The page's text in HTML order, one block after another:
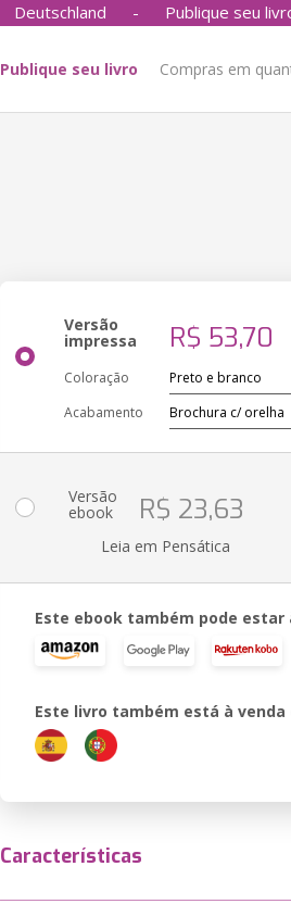
Deutschland - Publique seu
Publique seu livro Compras em
Versão
impressa R$ 53,70
Coloração
Acabamento
Versão
ebook R$ 23,63
Leia em Pensática
Este ebook também pode estar
Este livro também está à venda
Características